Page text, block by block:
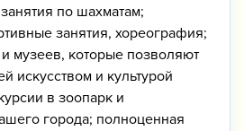
по шахматам;
занятия, хореография;
музеев, которые позволяют
искусством и культурой
в зоопарк и
города; полноценная